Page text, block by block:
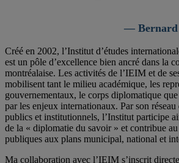
— Bernard
Créé en 2002, l’Institut d’études
est un pôle d’excellence bien ancré dans la
montréalaise. Les activités de l’IEIM et de
mobilisent tant le milieu académique, les
gouvernementaux, le corps diplomatique
par les enjeux internationaux. Par son réseau
publics et institutionnels, l’Institut participe
de la « diplomatie du savoir » et contribue
publiques aux plans municipal, national et
Ma collaboration avec l’IEIM s’inscrit